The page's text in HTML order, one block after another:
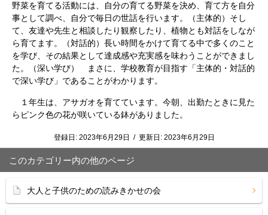
野菜を育てる活動には、自分の育てる野菜を決め、育て方を自分
事として調べ、自分で毎日の世話を行います。（主体的）そし
て、友達や先生と相談したり観察したり、植物とも対話をしなが
ら育てます。（対話的）長い時間をかけて育てる中で多くのこと
を学び、その結果として達成感や充実感を味わうことができまし
た。（深い学び） まさに、学校教育が目指す「主体的・対話的
で深い学び」であることがわかります。
１年生は、アサガオを育てています。今朝、出勤たときに見た
らピンク色の花が咲いている鉢がありました。
登録日: 2023年6月29日 / 更新日: 2023年6月29日
このカテゴリー内の他のページ
大人と子供のための読みきかせの会